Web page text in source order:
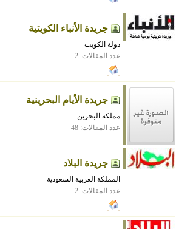
جريدة الأنباء الكويتية
دولة الكويت
عدد المقالات: 2
جريدة الأيام البحرينية
مملكة البحرين
عدد المقالات: 48
جريدة البلاد
المملكة العربية السعودية
عدد المقالات: 2